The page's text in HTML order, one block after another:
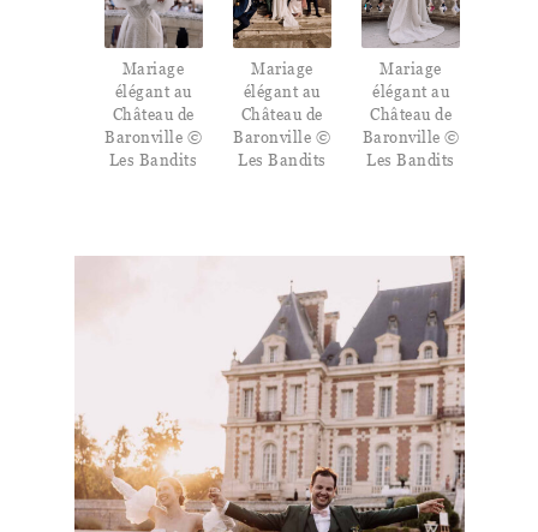
Mariage
élégant au
Château de
Baronville ©
Les Bandits
Mariage
élégant au
Château de
Baronville ©
Les Bandits
Mariage
élégant au
Château de
Baronville ©
Les Bandits